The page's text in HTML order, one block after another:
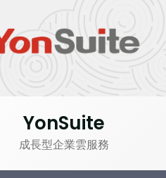
YonSuite
成長型企業雲服務